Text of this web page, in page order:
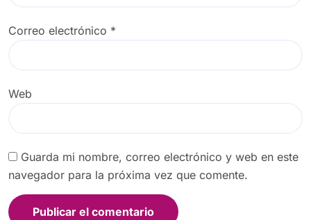
Correo electrónico *
Web
Guarda mi nombre, correo electrónico y web en este
navegador para la próxima vez que comente.